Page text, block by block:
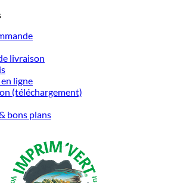
livraison
ligne
(téléchargement)
bons plans